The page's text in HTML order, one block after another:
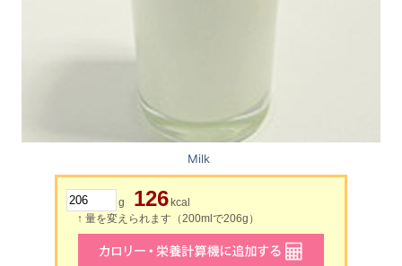
Milk
g 126 kcal
↑ 量を変えられます（200mlで206g）